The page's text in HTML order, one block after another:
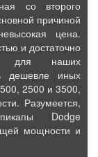
со второго
причиной
цена.
и достаточно
для наших
дешевле иных
2500 и 3500,
Разумеется,
пикапы Dodge
мощности и